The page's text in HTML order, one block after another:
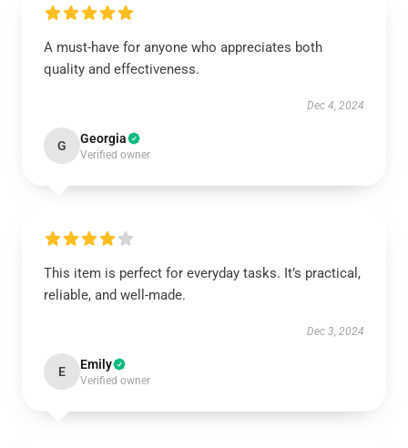
A must-have for anyone who appreciates both
quality and effectiveness.
Dec 4, 2024
G Georgia
Verified owner
This item is perfect for everyday tasks. It’s practical,
reliable, and well-made.
Dec 3, 2024
E Emily
Verified owner